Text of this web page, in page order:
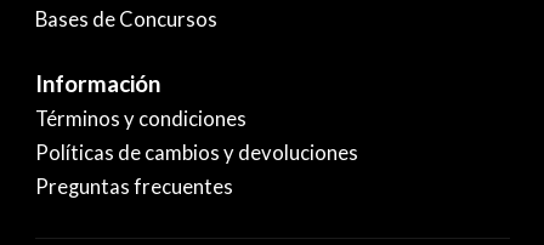
Bases de Concursos
Información
Términos y condiciones
Políticas de cambios y devoluciones
Preguntas frecuentes